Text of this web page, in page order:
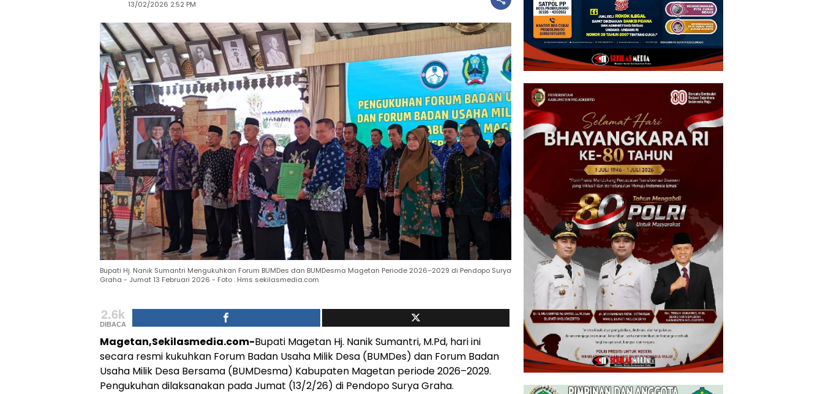
13/02/2026 2:52 PM
Bupati Hj. Nanik Sumantri Mengukuhkan Forum BUMDes dan BUMDesma Magetan Periode 2026–2029 di Pendopo Surya
Graha - Jumat 13 Februari 2026 - Foto : Hms sekilasmedia.com
2.6k
DIBACA
Magetan,Sekilasmedia.com-Bupati Magetan Hj. Nanik Sumantri, M.Pd, hari ini
secara resmi kukuhkan Forum Badan Usaha Milik Desa (BUMDes) dan Forum Badan
Usaha Milik Desa Bersama (BUMDesma) Kabupaten Magetan periode 2026–2029.
Pengukuhan dilaksanakan pada Jumat (13/2/26) di Pendopo Surya Graha.